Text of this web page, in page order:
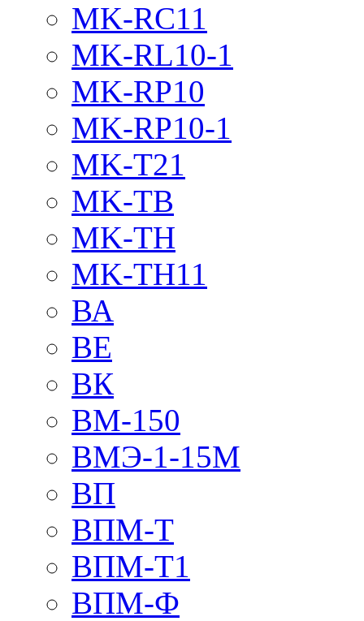
MK-RC11
MK-RL10-1
MK-RP10
MK-RP10-1
MK-T21
MK-TB
MK-TH
MK-TH11
ВА
ВЕ
ВК
ВМ-150
ВМЭ-1-15М
ВП
ВПМ-Т
ВПМ-Т1
ВПМ-Ф